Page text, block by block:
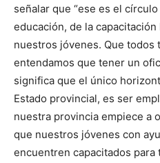
señalar que “ese es el
educación, de la
nuestros jóvenes. Que todos
entendamos que tener un
significa que el único
Estado provincial, es ser
nuestra provincia empiece a
que nuestros jóvenes con
encuentren capacitados para